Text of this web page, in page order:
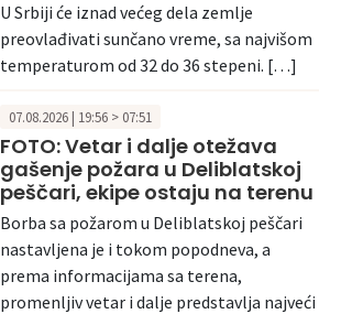
U Srbiji će iznad većeg dela zemlje
preovlađivati sunčano vreme, sa najvišom
temperaturom od 32 do 36 stepeni. […]
07.08.2026 | 19:56 > 07:51
FOTO: Vetar i dalje otežava
gašenje požara u Deliblatskoj
peščari, ekipe ostaju na terenu
Borba sa požarom u Deliblatskoj peščari
nastavljena je i tokom popodneva, a
prema informacijama sa terena,
promenljiv vetar i dalje predstavlja najveći